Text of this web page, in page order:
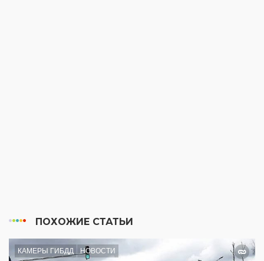
ПОХОЖИЕ СТАТЬИ
КАМЕРЫ ГИБДД НОВОСТИ